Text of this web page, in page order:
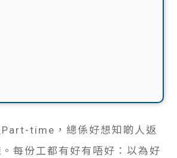
Part-time，總係好想知啲人返
每份工都有好有唔好：以為好